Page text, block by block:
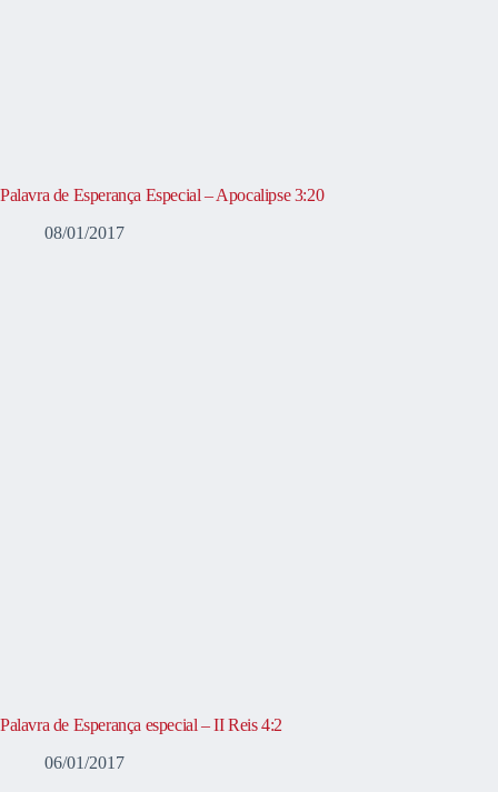
Palavra de Esperança Especial – Apocalipse 3:20
08/01/2017
Palavra de Esperança especial – II Reis 4:2
06/01/2017